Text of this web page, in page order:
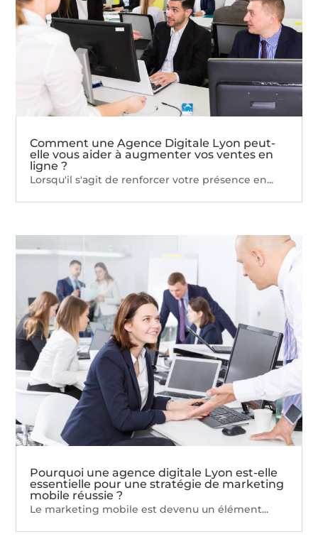
Comment une Agence Digitale Lyon peut-
elle vous aider à augmenter vos ventes en
ligne ?
Lorsqu'il s'agit de renforcer votre présence en...
Pourquoi une agence digitale Lyon est-elle
essentielle pour une stratégie de marketing
mobile réussie ?
Le marketing mobile est devenu un élément...